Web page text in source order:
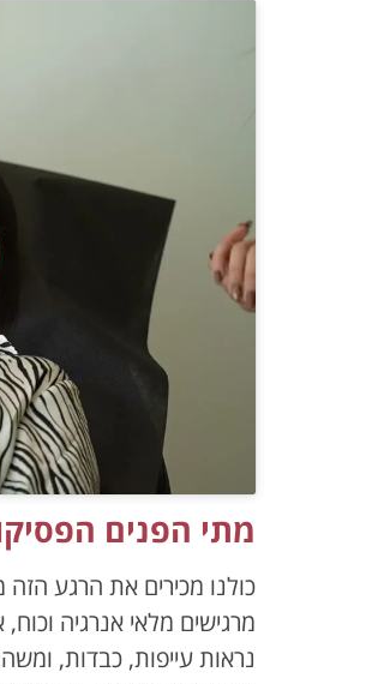
מתי הפנים
כולנו מכירים את הרגע
מרגישים מלאי אנרגיה
נראות עייפות, כבדות,